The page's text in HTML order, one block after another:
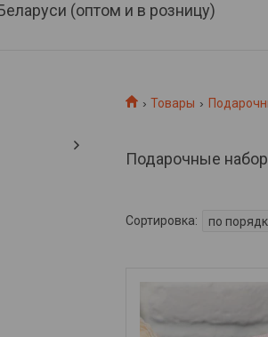
(оптом и в розницу)
Товары
Подарочные